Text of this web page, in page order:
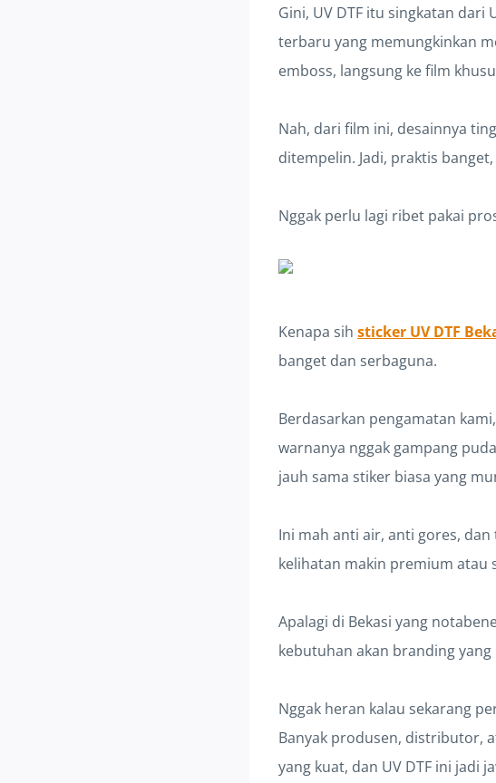
Gini, UV DTF itu singkatan
terbaru yang memungkinkan
emboss, langsung ke film
Nah, dari film ini, desainnya
ditempelin. Jadi, praktis banget,
Nggak perlu lagi ribet pakai
Kenapa sih sticker UV DTF
banget dan serbaguna.
Berdasarkan pengamatan
warnanya nggak gampang
jauh sama stiker biasa yang
Ini mah anti air, anti gores,
kelihatan makin premium atau
Apalagi di Bekasi yang
kebutuhan akan branding
Nggak heran kalau sekarang
Banyak produsen, distributor,
yang kuat, dan UV DTF ini jadi